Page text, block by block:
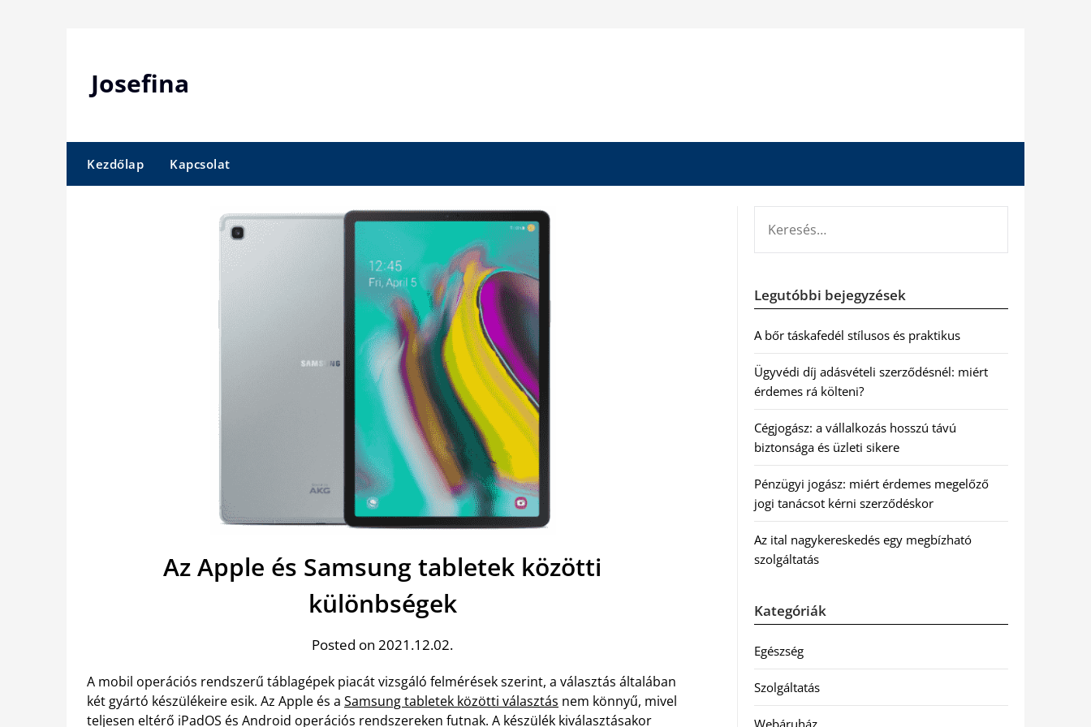
Josefina
Kezdőlap Kapcsolat
Az Apple és Samsung tabletek közötti
különbségek
Posted on 2021.12.02.
A mobil operációs rendszerű táblagépek piacát vizsgáló felmérések szerint, a választás általában
két gyártó készülékeire esik. Az Apple és a Samsung tabletek közötti választás nem könnyű, mivel
teljesen eltérő iPadOS és Android operációs rendszereken futnak. A készülék kiválasztásakor
Legutóbbi bejegyzések
A bőr táskafedél stílusos és praktikus
Ügyvédi díj adásvételi szerződésnél: miért
érdemes rá költeni?
Cégjogász: a vállalkozás hosszú távú
biztonsága és üzleti sikere
Pénzügyi jogász: miért érdemes megelőző
jogi tanácsot kérni szerződéskor
Az ital nagykereskedés egy megbízható
szolgáltatás
Kategóriák
Egészség
Szolgáltatás
Webáruház